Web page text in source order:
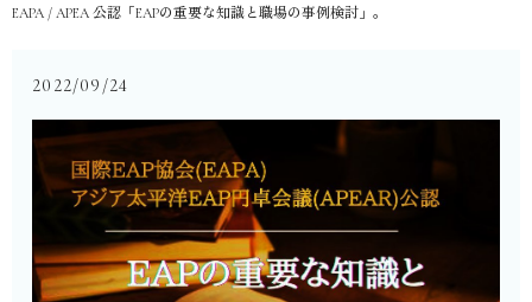
⁡EAPA / APEA 公認「EAPの重要な知識と職場の事例検討」。
2022/09/24